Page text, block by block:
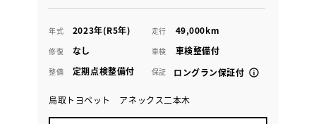
年式 2023年(R5年) 走行 49,000km
修復 なし 車検 車検整備付
整備 定期点検整備付 保証 ロングラン保証付
鳥取トヨペット アネックス二本木